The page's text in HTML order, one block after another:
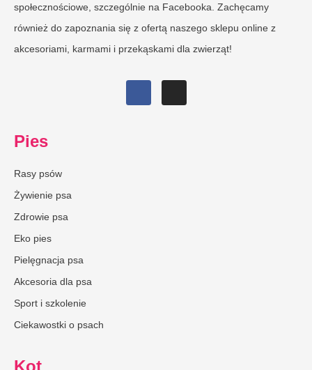
społecznościowe, szczególnie na Facebooka. Zachęcamy
również do zapoznania się z ofertą naszego sklepu online z
akcesoriami, karmami i przekąskami dla zwierząt!
Pies
Rasy psów
Żywienie psa
Zdrowie psa
Eko pies
Pielęgnacja psa
Akcesoria dla psa
Sport i szkolenie
Ciekawostki o psach
Kot